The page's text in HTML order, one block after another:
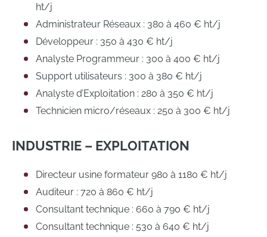
ht/j
Administrateur Réseaux : 380 à 460 € ht/j
Développeur : 350 à 430 € ht/j
Analyste Programmeur : 300 à 400 € ht/j
Support utilisateurs : 300 à 380 € ht/j
Analyste d’Exploitation : 280 à 350 € ht/j
Technicien micro/réseaux : 250 à 300 € ht/j
INDUSTRIE – EXPLOITATION
Directeur usine formateur 980 à 1180 € ht/j
Auditeur : 720 à 860 € ht/j
Consultant technique : 660 à 790 € ht/j
Consultant technique : 530 à 640 € ht/j